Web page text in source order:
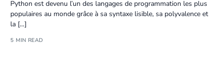
Python est devenu l’un des langages de programmation les plus
populaires au monde grâce à sa syntaxe lisible, sa polyvalence et
la […]
5 MIN READ